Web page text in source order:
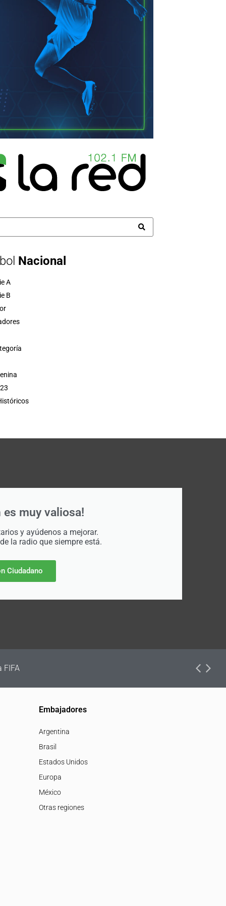
Nacional
A
B
es muy valiosa!
y ayúdenos a mejorar.
la radio que siempre está.
Ciudadano
Embajadores
Argentina
Brasil
Estados Unidos
Europa
México
Otras regiones